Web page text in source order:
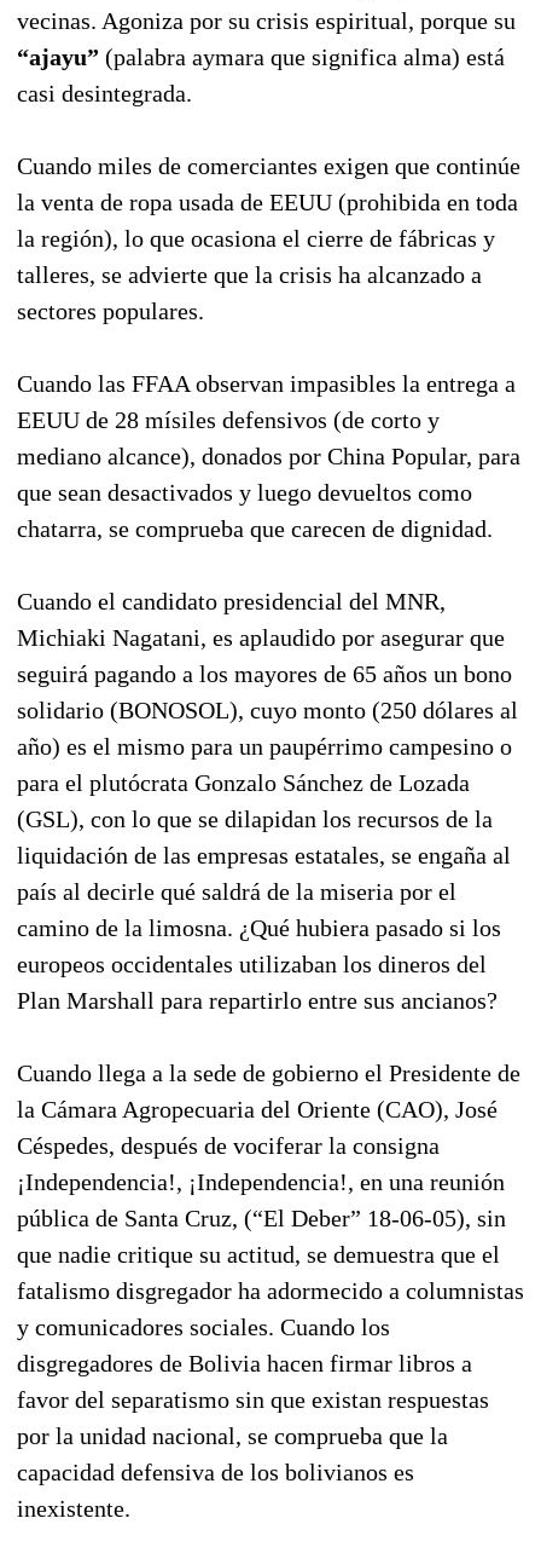
vecinas. Agoniza por su crisis espiritual, porque su
“ajayu” (palabra aymara que significa alma) está
casi desintegrada.
Cuando miles de comerciantes exigen que continúe
la venta de ropa usada de EEUU (prohibida en toda
la región), lo que ocasiona el cierre de fábricas y
talleres, se advierte que la crisis ha alcanzado a
sectores populares.
Cuando las FFAA observan impasibles la entrega a
EEUU de 28 mísiles defensivos (de corto y
mediano alcance), donados por China Popular, para
que sean desactivados y luego devueltos como
chatarra, se comprueba que carecen de dignidad.
Cuando el candidato presidencial del MNR,
Michiaki Nagatani, es aplaudido por asegurar que
seguirá pagando a los mayores de 65 años un bono
solidario (BONOSOL), cuyo monto (250 dólares al
año) es el mismo para un paupérrimo campesino o
para el plutócrata Gonzalo Sánchez de Lozada
(GSL), con lo que se dilapidan los recursos de la
liquidación de las empresas estatales, se engaña al
país al decirle qué saldrá de la miseria por el
camino de la limosna. ¿Qué hubiera pasado si los
europeos occidentales utilizaban los dineros del
Plan Marshall para repartirlo entre sus ancianos?
Cuando llega a la sede de gobierno el Presidente de
la Cámara Agropecuaria del Oriente (CAO), José
Céspedes, después de vociferar la consigna
¡Independencia!, ¡Independencia!, en una reunión
pública de Santa Cruz, (“El Deber” 18-06-05), sin
que nadie critique su actitud, se demuestra que el
fatalismo disgregador ha adormecido a columnistas
y comunicadores sociales. Cuando los
disgregadores de Bolivia hacen firmar libros a
favor del separatismo sin que existan respuestas
por la unidad nacional, se comprueba que la
capacidad defensiva de los bolivianos es
inexistente.